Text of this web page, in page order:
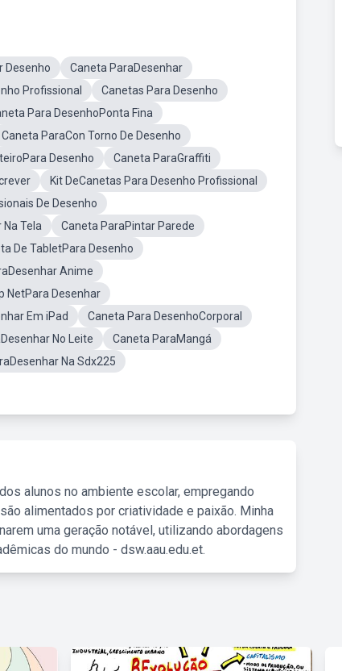
Desenho
Caneta ParaDesenhar
Profissional
Canetas Para Desenho
Para DesenhoPonta Fina
Caneta ParaCon Torno De Desenho
Desenho
Caneta ParaGraffiti
Kit DeCanetas Para Desenho Profissional
De Desenho
Tela
Caneta ParaPintar Parede
De TabletPara Desenho
Anime
NetPara Desenhar
Em iPad
Caneta Para DesenhoCorporal
No Leite
Caneta ParaMangá
Na Sdx225
alunos no ambiente escolar, empregando
alimentados por criatividade e paixão. Minha
uma geração notável, utilizando abordagens
do mundo - dsw.aau.edu.et.